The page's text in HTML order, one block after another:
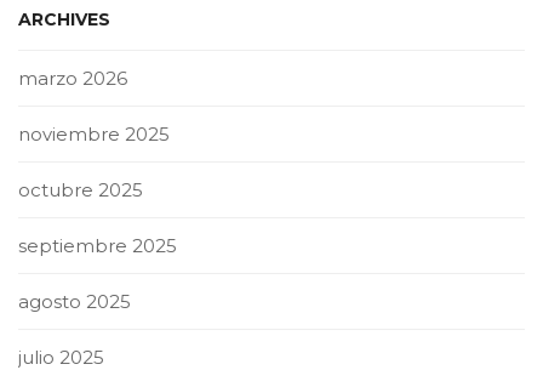
ARCHIVES
marzo 2026
noviembre 2025
octubre 2025
septiembre 2025
agosto 2025
julio 2025